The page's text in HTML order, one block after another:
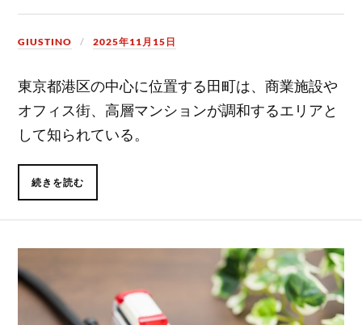
GIUSTINO 2025年11月15日
東京都港区の中心に位置する田町は、商業施設や
オフィス街、高層マンションが調和するエリアと
して知られている。
続きを読む